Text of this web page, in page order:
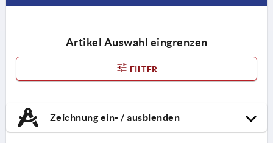
Artikel Auswahl eingrenzen
FILTER
Zeichnung ein- / ausblenden